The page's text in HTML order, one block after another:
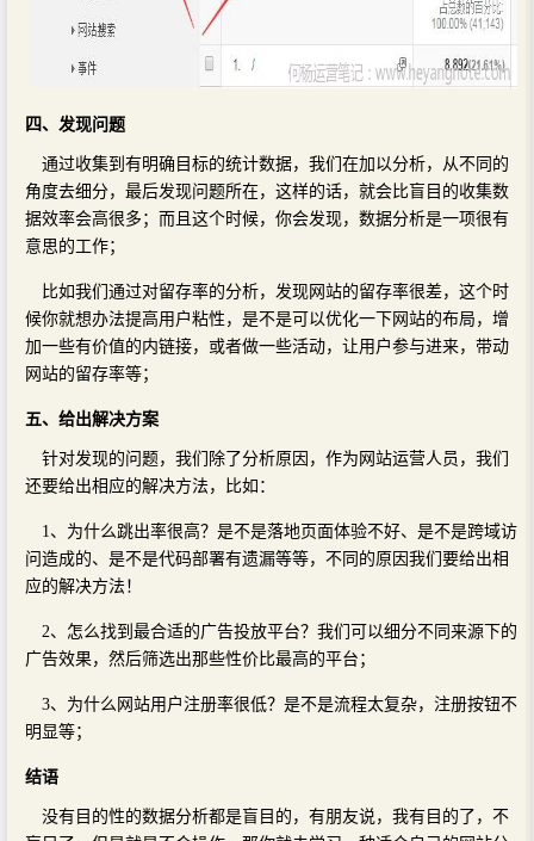
四、发现问题
通过收集到有明确目标的统计数据，我们在加以分析，从不同的
角度去细分，最后发现问题所在，这样的话，就会比盲目的收集数
据效率会高很多；而且这个时候，你会发现，数据分析是一项很有
意思的工作；
比如我们通过对留存率的分析，发现网站的留存率很差，这个时
候你就想办法提高用户粘性，是不是可以优化一下网站的布局，增
加一些有价值的内链接，或者做一些活动，让用户参与进来，带动
网站的留存率等；
五、给出解决方案
针对发现的问题，我们除了分析原因，作为网站运营人员，我们
还要给出相应的解决方法，比如：
1、为什么跳出率很高？是不是落地页面体验不好、是不是跨域访
问造成的、是不是代码部署有遗漏等等，不同的原因我们要给出相
应的解决方法！
2、怎么找到最合适的广告投放平台？我们可以细分不同来源下的
广告效果，然后筛选出那些性价比最高的平台；
3、为什么网站用户注册率很低？是不是流程太复杂，注册按钮不
明显等；
结语
没有目的性的数据分析都是盲目的，有朋友说，我有目的了，不